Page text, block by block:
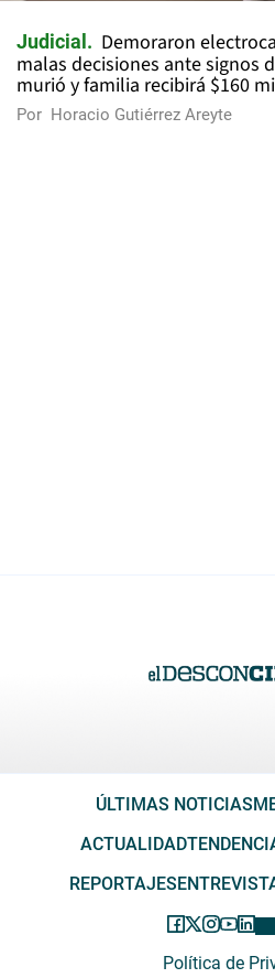
Judicial
Demoraron
malas decisiones ante signos
murió y familia recibirá $160
Por Horacio Gutiérrez Areyte
ÚLTIMAS NOTICIAS
ACTUALIDAD
REPORTAJES
Política de